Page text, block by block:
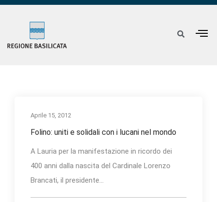
Aprile 15, 2012
Folino: uniti e solidali con i lucani nel mondo
A Lauria per la manifestazione in ricordo dei
400 anni dalla nascita del Cardinale Lorenzo
Brancati, il presidente...